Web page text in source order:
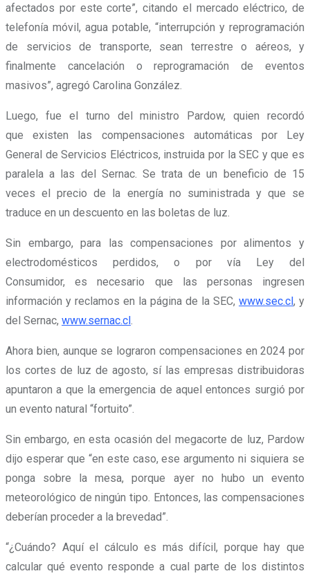
afectados por este corte”, citando el mercado eléctrico, de
telefonía móvil, agua potable, “interrupción y reprogramación
de servicios de transporte, sean terrestre o aéreos, y
finalmente cancelación o reprogramación de eventos
masivos”, agregó Carolina González.
Luego, fue el turno del ministro Pardow, quien recordó
que existen las compensaciones automáticas por Ley
General de Servicios Eléctricos, instruida por la SEC y que es
paralela a las del Sernac. Se trata de un beneficio de 15
veces el precio de la energía no suministrada y que se
traduce en un descuento en las boletas de luz.
Sin embargo, para las compensaciones por alimentos y
electrodomésticos perdidos, o por vía Ley del
Consumidor, es necesario que las personas ingresen
información y reclamos en la página de la SEC, www.sec.cl, y
del Sernac, www.sernac.cl.
Ahora bien, aunque se lograron compensaciones en 2024 por
los cortes de luz de agosto, sí las empresas distribuidoras
apuntaron a que la emergencia de aquel entonces surgió por
un evento natural “fortuito”.
Sin embargo, en esta ocasión del megacorte de luz, Pardow
dijo esperar que “en este caso, ese argumento ni siquiera se
ponga sobre la mesa, porque ayer no hubo un evento
meteorológico de ningún tipo. Entonces, las compensaciones
deberían proceder a la brevedad”.
“¿Cuándo? Aquí el cálculo es más difícil, porque hay que
calcular qué evento responde a cual parte de los distintos